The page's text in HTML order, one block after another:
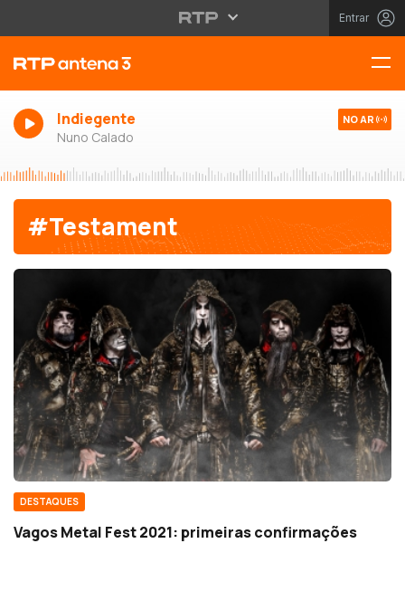
Entrar
Indiegente
Nuno Calado
NO AR
#Testament
DESTAQUES
Vagos Metal Fest 2021: primeiras confirmações